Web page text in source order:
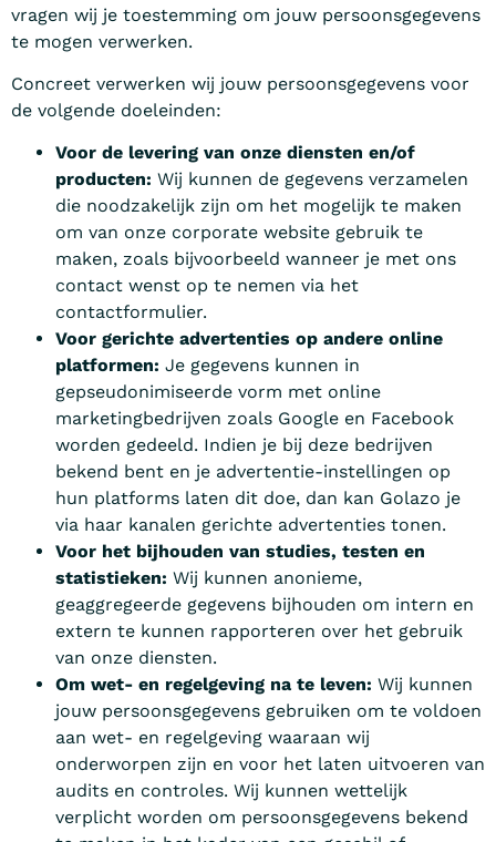
vragen wij je toestemming om jouw persoonsgegevens
te mogen verwerken.
Concreet verwerken wij jouw persoonsgegevens voor
de volgende doeleinden:
Voor de levering van onze diensten en/of
producten: Wij kunnen de gegevens verzamelen
die noodzakelijk zijn om het mogelijk te maken
om van onze corporate website gebruik te
maken, zoals bijvoorbeeld wanneer je met ons
contact wenst op te nemen via het
contactformulier.
Voor gerichte advertenties op andere online
platformen: Je gegevens kunnen in
gepseudonimiseerde vorm met online
marketingbedrijven zoals Google en Facebook
worden gedeeld. Indien je bij deze bedrijven
bekend bent en je advertentie-instellingen op
hun platforms laten dit doe, dan kan Golazo je
via haar kanalen gerichte advertenties tonen.
Voor het bijhouden van studies, testen en
statistieken: Wij kunnen anonieme,
geaggregeerde gegevens bijhouden om intern en
extern te kunnen rapporteren over het gebruik
van onze diensten.
Om wet- en regelgeving na te leven: Wij kunnen
jouw persoonsgegevens gebruiken om te voldoen
aan wet- en regelgeving waaraan wij
onderworpen zijn en voor het laten uitvoeren van
audits en controles. Wij kunnen wettelijk
verplicht worden om persoonsgegevens bekend